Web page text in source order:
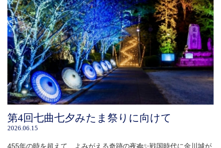
第4回七曲七夕みたま祭りに向けて
2026.06.15
455年の時を超えて、よみがえる奇跡の夜🎋✨戦国時代に金川城が